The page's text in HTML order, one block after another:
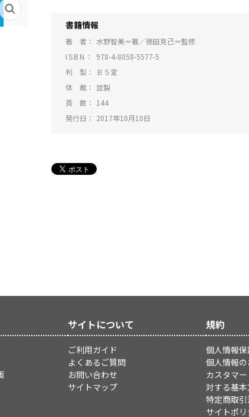
書籍情報
著 者
水野智美＝著／徳田克己＝監修
ISBN
978-4-8058-5577-5
判 型
Ｂ５変
体 裁
並製
頁 数
144
発行日
2017年10月10日
サイトについて
ご利用ガイド
よくあるご質問
お問い合わせ
サイトマップ
規約
個人情報
個人情報
カスタマ
対する基本
特定商取
サイトポ